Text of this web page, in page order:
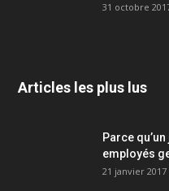
31 octobre
Articles les plus lus
Parce
employés
21 janvier 2017